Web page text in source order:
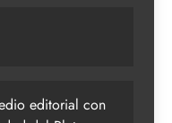
editorial con